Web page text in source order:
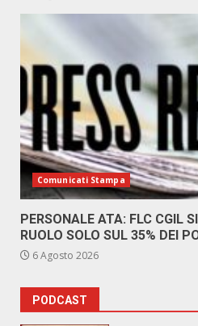
Comunicati Stampa
PERSONALE ATA: FLC CGIL
RUOLO SOLO SUL 35% DEI
6 Agosto 2026
PODCAST